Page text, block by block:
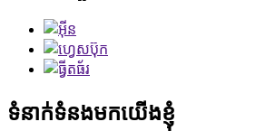
ទំនាក់ទំនងមកយើងខ្ញុំ